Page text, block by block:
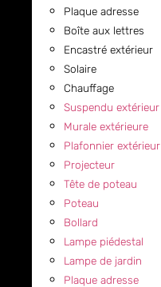
Plaque adresse
Boîte aux lettres
Encastré extérieur
Solaire
Chauffage
Suspendu extérieur
Murale extérieure
Plafonnier extérieur
Projecteur
Tête de poteau
Poteau
Bollard
Lampe piédestal
Lampe de jardin
Plaque adresse